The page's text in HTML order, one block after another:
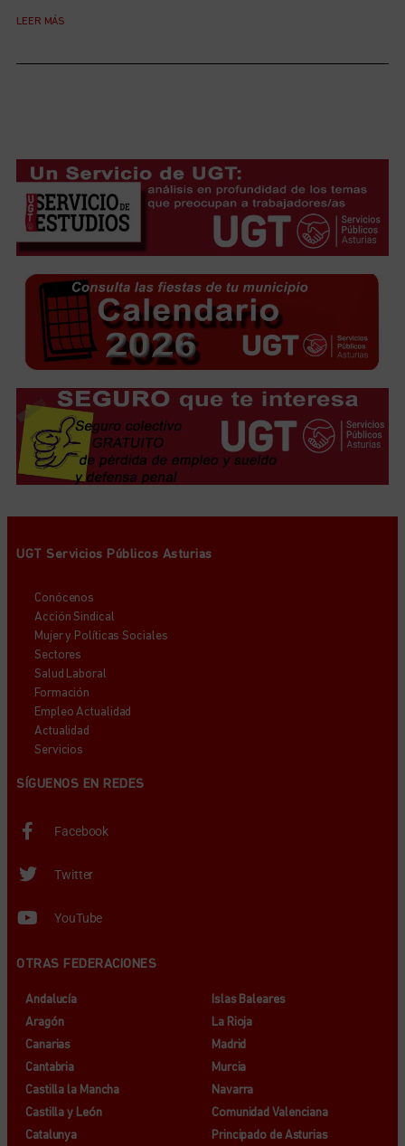
LEER MÁS
UGT Servicios Públicos Asturias
Conócenos
Acción Sindical
Mujer y Políticas Sociales
Sectores
Salud Laboral
Formación
Empleo Actualidad
Actualidad
Servicios
SÍGUENOS EN REDES
Facebook
Twitter
YouTube
OTRAS FEDERACIONES
Andalucía
Aragón
Canarias
Cantabria
Castilla la Mancha
Castilla y León
Catalunya
Islas Baleares
La Rioja
Madrid
Murcia
Navarra
Comunidad Valenciana
Principado de Asturias